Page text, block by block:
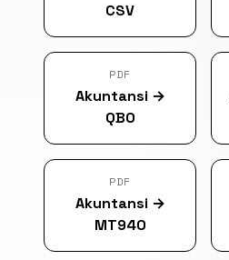
CSV
PDF
Akuntansi →
QBO
PDF
Akuntansi →
MT940